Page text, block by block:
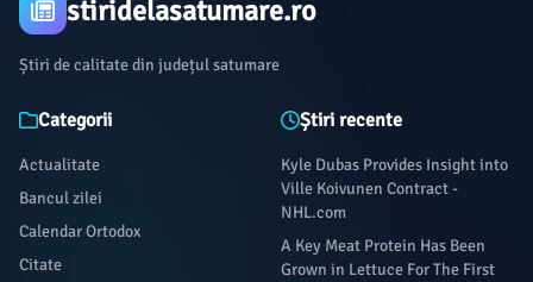
stiridelasatumare.ro
Știri de calitate din județul satumare
Categorii
Actualitate
Bancul zilei
Calendar Ortodox
Citate
Știri recente
Kyle Dubas Provides Insight into
Ville Koivunen Contract -
NHL.com
A Key Meat Protein Has Been
Grown in Lettuce For The First